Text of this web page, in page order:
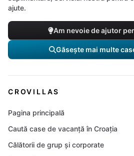
ajute.
Am nevoie de ajutor
Găsește mai multe
CROVILLAS
Pagina principală
Caută case de vacanță în Croația
Călătorii de grup și corporate